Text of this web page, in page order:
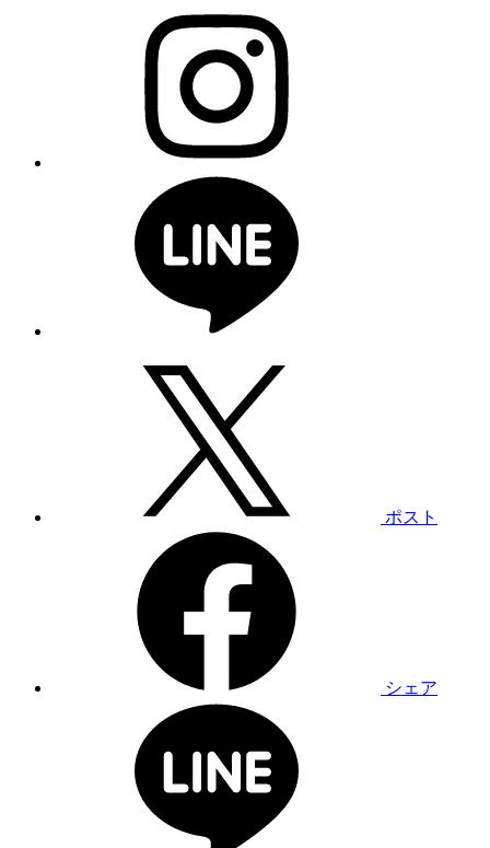
ポスト
シェア